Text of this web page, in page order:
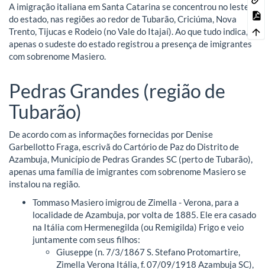
A imigração italiana em Santa Catarina se concentrou no leste
do estado, nas regiões ao redor de Tubarão, Criciúma, Nova
Trento, Tijucas e Rodeio (no Vale do Itajaí). Ao que tudo indica,
apenas o sudeste do estado registrou a presença de imigrantes
com sobrenome Masiero.
Pedras Grandes (região de
Tubarão)
De acordo com as informações fornecidas por Denise
Garbellotto Fraga, escrivã do Cartório de Paz do Distrito de
Azambuja, Município de Pedras Grandes SC (perto de Tubarão),
apenas uma família de imigrantes com sobrenome Masiero se
instalou na região.
Tommaso Masiero imigrou de Zimella - Verona, para a
localidade de Azambuja, por volta de 1885. Ele era casado
na Itália com Hermenegilda (ou Remigilda) Frigo e veio
juntamente com seus filhos:
Giuseppe (n. 7/3/1867 S. Stefano Protomartire,
Zimella Verona Itália, f. 07/09/1918 Azambuja SC),